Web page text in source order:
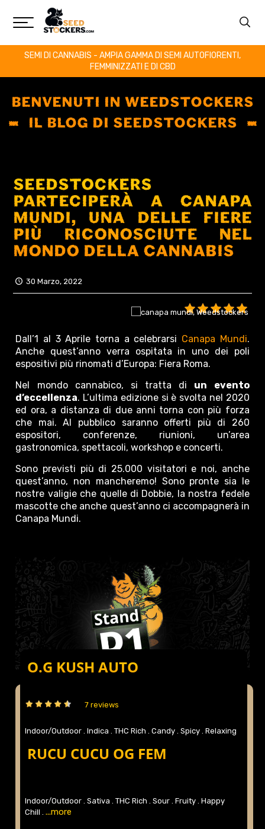
SEMI DI CANNABIS - AMPIA GAMMA DI SEMI AUTOFIORENTI,
FEMMINIZZATI E DI CBD
BENVENUTI IN WEEDSTOCKERS
IL BLOG DI SEEDSTOCKERS
SEEDSTOCKERS
PARTECIPERÀ A CANAPA
MUNDI, UNA DELLE FIERE
PIÙ RICONOSCIUTE NEL
MONDO DELLA CANNABIS
30 Marzo, 2022
Dall’1 al 3 Aprile torna a celebrarsi Canapa Mundi.
Anche quest’anno verra ospitata in uno dei poli
espositivi più rinomati d’Europa: Fiera Roma.
Nel mondo cannabico, si tratta di un evento
d’eccellenza. L’ultima edizione si è svolta nel 2020
ed ora, a distanza di due anni torna con più forza
che mai. Al pubblico saranno offerti più di 260
espositori, conferenze, riunioni, un’area
gastronomica, spettacoli, workshop e concerti.
Sono previsti più di 25.000 visitatori e noi, anche
quest’anno, non mancheremo! Sono pronte sia le
nostre valigie che quelle di Dobbie, la nostra fedele
mascotte che anche quest’anno ci accompagnerà in
Canapa Mundi.
O.G KUSH AUTO
7 reviews
Indoor/Outdoor .Indica .THC Rich .Candy .Spicy .Relaxing
RUCU CUCU OG FEM
Indoor/Outdoor .Sativa .THC Rich .Sour .Fruity .Happy
Chill ....more